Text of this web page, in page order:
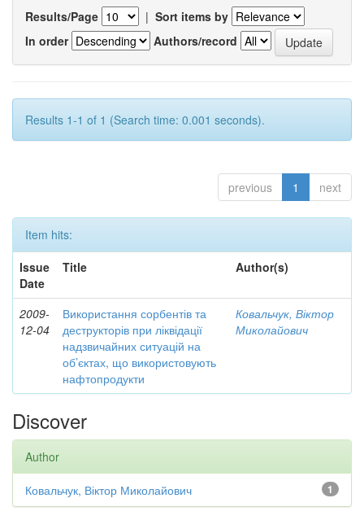
Results/Page | Sort items by
In order
Authors/record
Results 1-1 of 1 (Search time: 0.001 seconds).
previous 1 next
Item hits:
Issue
Date
Title Author(s)
2009-
12-04
Використання сорбентів та
деструкторів при ліквідації
надзвичайних ситуацій на
об’єктах, що використовують
нафтопродукти
Ковальчук, Віктор
Миколайович
Discover
Author
1
Ковальчук, Віктор Миколайович